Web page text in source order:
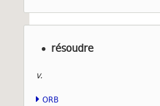
résoudre
v.
ORB